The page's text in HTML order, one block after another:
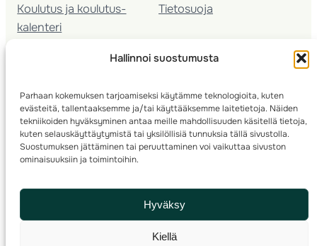
Hallinnoi suostumusta
Parhaan kokemuksen tarjoamiseksi käytämme teknologioita, kuten
evästeitä, tallentaaksemme ja/tai käyttääksemme laitetietoja. Näiden
tekniikoiden hyväksyminen antaa meille mahdollisuuden käsitellä tietoja,
kuten selauskäyttäytymistä tai yksilöllisiä tunnuksia tällä sivustolla.
Suostumuksen jättäminen tai peruuttaminen voi vaikuttaa sivuston
ominaisuuksiin ja toimintoihin.
Hyväksy
Kiellä
Koulutus ja koulutus­
kalenteri
Seura­kehittäminen
Kartoitus
Ratamestari
Tietosuoja
© 2025 ·Suomen Suunnistusliitto· Valimotie 10, 00380 Helsinki, Finland
info(a)suunnistusliitto.fi,Rastilipun asiat: rastilippu(a)suunnistusliitto.fi
Kilpailut ja kuntorastit – Rastilippu:::Rastilipun ohjeet